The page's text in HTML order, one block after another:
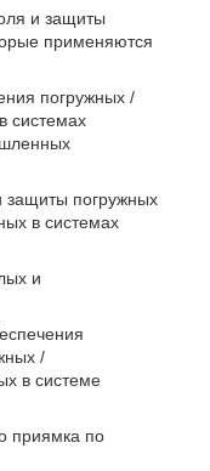
и защиты
применяются
погружных /
системах
защиты погружных
в системах
и
/
в системе
приямка по